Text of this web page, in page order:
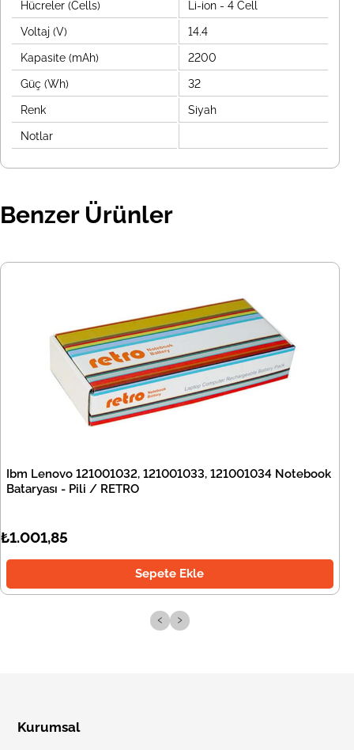
Hücreler (Cells) Li-ion - 4 Cell
Voltaj (V) 14.4
Kapasite (mAh) 2200
Güç (Wh) 32
Renk Siyah
Notlar
Benzer Ürünler
Ibm Lenovo 121001032, 121001033, 121001034 Notebook
Bataryası - Pili / RETRO
₺1.001,85
Sepete Ekle
‹ ›
Kurumsal